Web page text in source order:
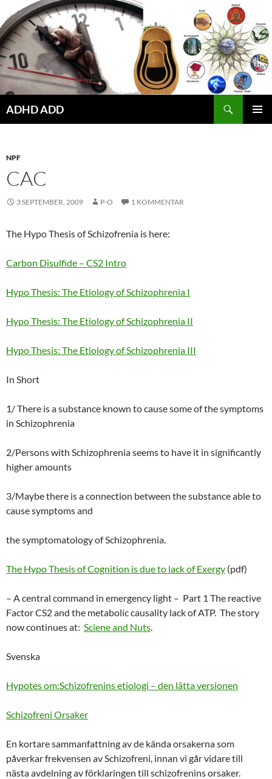
Hoppa
till
innehåll
ADHD ADD
NPF
CAC
3 SEPTEMBER, 2009 P-O 1 KOMMENTAR
The Hypo Thesis of Schizofrenia is here:
Carbon Disulfide – CS2 Intro
Hypo Thesis: The Etiology of Schizophrenia I
Hypo Thesis: The Etiology of Schizophrenia II
Hypo Thesis: The Etiology of Schizophrenia III
In Short
1/ There is a substance known to cause some of the symptoms
in Schizophrenia
2/Persons with Schizophrenia seems to have it in significantly
higher amounts
3/Maybe there is a connection between the substance able to
cause symptoms and
the symptomatology of Schizophrenia.
The Hypo Thesis of Cognition is due to lack of Exergy (pdf)
– A central command in emergency light – Part 1 The reactive
Factor CS2 and the metabolic causality lack of ATP. The story
now continues at: Sciene and Nuts.
Svenska
Hypotes om:Schizofrenins etiologi – den lätta versionen
Schizofreni Orsaker
En kortare sammanfattning av de kända orsakerna som
påverkar frekvensen av Schizofreni, innan vi går vidare till
nästa avdelning av förklaringen till schizofrenins orsaker.